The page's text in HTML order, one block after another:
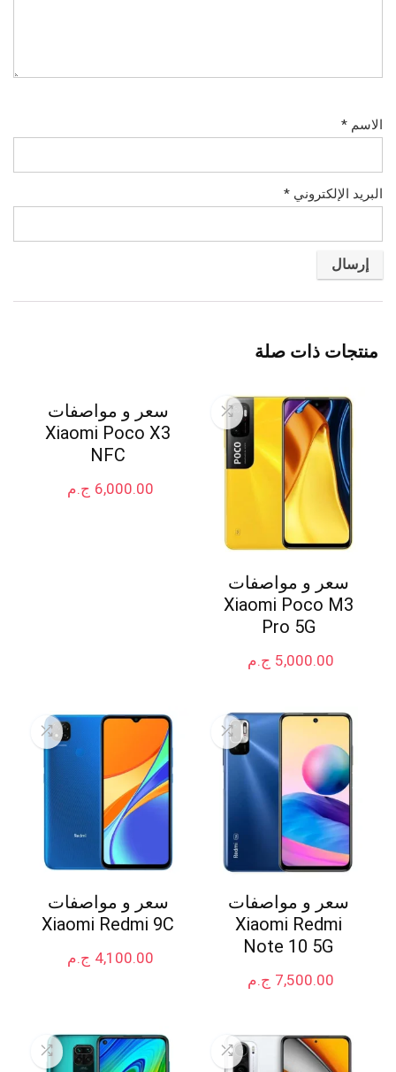
الاسم *
البريد الإلكتروني *
منتجات ذات صلة
سعر و مواصفات
Xiaomi Poco M3
Pro 5G
ج.م 5,000.00
سعر و مواصفات
Xiaomi Poco X3
NFC
ج.م 6,000.00
سعر و مواصفات
Xiaomi Redmi
Note 10 5G
ج.م 7,500.00
سعر و مواصفات
Xiaomi Redmi 9C
ج.م 4,100.00